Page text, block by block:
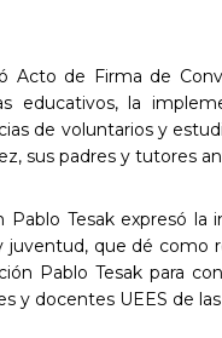
de Firma de
educativos, la
de voluntarios y
sus padres y tutores
Pablo Tesak expresó
que dé como
Pablo Tesak para
y docentes UEES de